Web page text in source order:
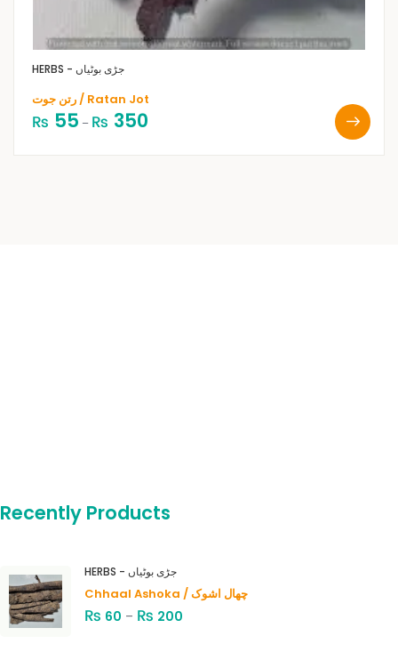
HERBS - جڑی بوٹیاں
رتن جوت / Ratan Jot
₨ 55 – ₨ 350
Recently Products
HERBS - جڑی بوٹیاں
Chhaal Ashoka / چھال اشوک
₨ 60 – ₨ 200